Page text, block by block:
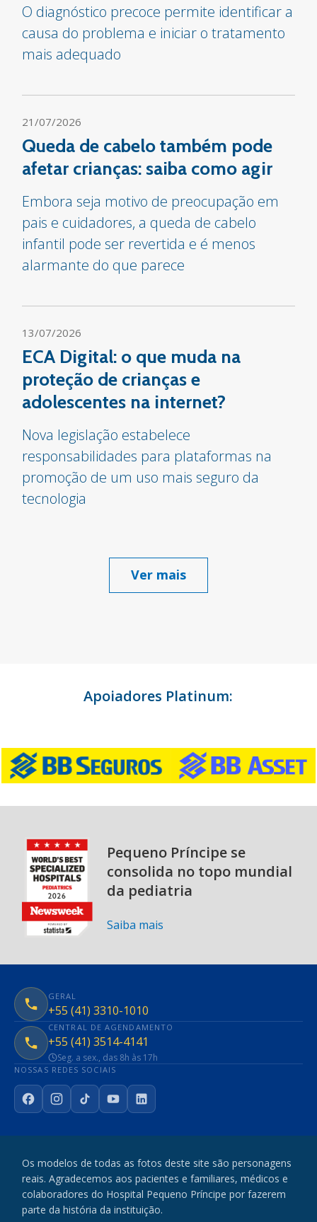
O diagnóstico precoce permite identificar a
causa do problema e iniciar o tratamento
mais adequado
21/07/2026
Queda de cabelo também pode
afetar crianças: saiba como agir
Embora seja motivo de preocupação em
pais e cuidadores, a queda de cabelo
infantil pode ser revertida e é menos
alarmante do que parece
13/07/2026
ECA Digital: o que muda na
proteção de crianças e
adolescentes na internet?
Nova legislação estabelece
responsabilidades para plataformas na
promoção de um uso mais seguro da
tecnologia
Ver mais
Apoiadores Platinum:
Pequeno Príncipe se
consolida no topo mundial
da pediatria
Saiba mais
GERAL
+55 (41) 3310-1010
CENTRAL DE AGENDAMENTO
+55 (41) 3514-4141
Seg. a sex., das 8h às 17h
NOSSAS REDES SOCIAIS
FacebookInstagram
TikTokYouTubeLinkedIn
Os modelos de todas as fotos deste site são personagens
reais. Agradecemos aos pacientes e familiares, médicos e
colaboradores do Hospital Pequeno Príncipe por fazerem
parte da história da instituição.